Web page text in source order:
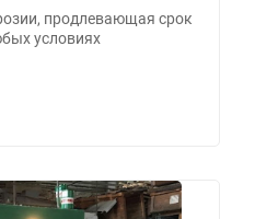
продлевающая срок
условиях